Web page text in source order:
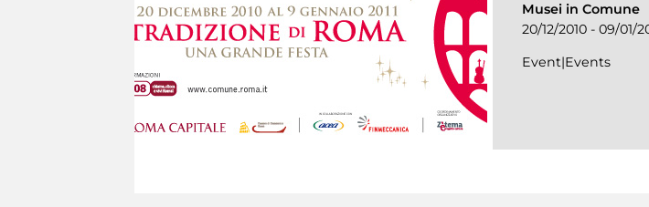
Musei in Comune
20/12/2010 - 09/01/
Event|Events